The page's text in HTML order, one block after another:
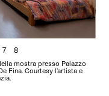
7 8
mostra presso Palazzo
Fina. Courtesy l’artista e